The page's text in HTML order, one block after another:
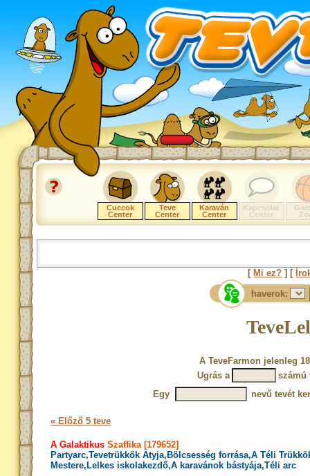
Cuccok
Center
Teve
Center
Karaván
Center
Kapcsolat
Center
[ Mi ez? ] [
haverok:
A TeveFarmon jelenleg
Ugrás a
számú
Egy
nevű tevét
« Előző 5 teve
A Galaktikus Szaffika [179652]
Partyarc,Tevetrükkök Atyja,Bölcsesség forrása,A Téli
Mestere,Lelkes iskolakezdő,A karavánok bástyája,Téli arc